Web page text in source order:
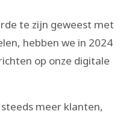
te zijn geweest met
hebben we in 2024
op onze digitale
meer klanten,